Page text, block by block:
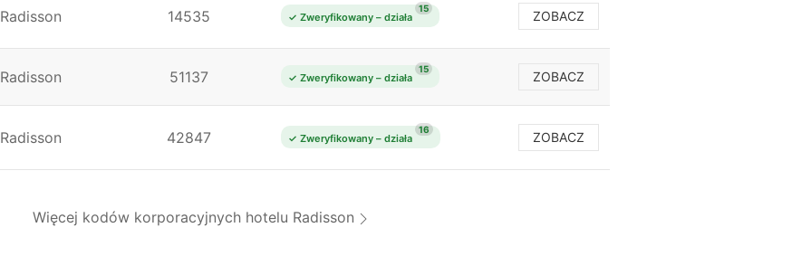
Radisson 14535 ✓ Zweryfikowany – działa
15 ZOBACZ
Radisson 51137 ✓ Zweryfikowany – działa
15 ZOBACZ
Radisson 42847 ✓ Zweryfikowany – działa
16 ZOBACZ
Więcej kodów korporacyjnych hotelu Radisson